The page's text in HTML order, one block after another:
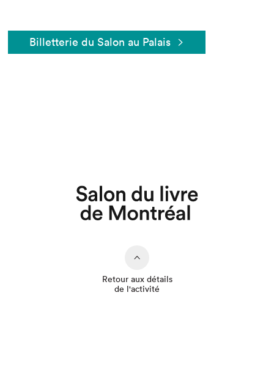
Billetterie du Salon au Palais
Retour aux détails
de l'activité